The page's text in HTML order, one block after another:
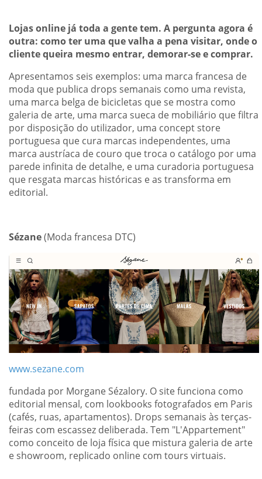
Lojas online já toda a gente tem. A pergunta agora é
outra: como ter uma que valha a pena visitar, onde o
cliente queira mesmo entrar, demorar-se e comprar.
Apresentamos seis exemplos: uma marca francesa de
moda que publica drops semanais como uma revista,
uma marca belga de bicicletas que se mostra como
galeria de arte, uma marca sueca de mobiliário que filtra
por disposição do utilizador, uma concept store
portuguesa que cura marcas independentes, uma
marca austríaca de couro que troca o catálogo por uma
parede infinita de detalhe, e uma curadoria portuguesa
que resgata marcas históricas e as transforma em
editorial.
Sézane(Moda francesa DTC)
www.sezane.com
fundada por Morgane Sézalory. O site funciona como
editorial mensal, com lookbooks fotografados em Paris
(cafés, ruas, apartamentos). Drops semanais às terças-
feiras com escassez deliberada. Tem "L'Appartement"
como conceito de loja física que mistura galeria de arte
e showroom, replicado online com tours virtuais.